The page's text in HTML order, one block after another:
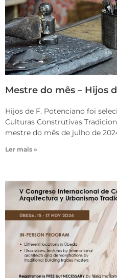
Mestre do mês – Hijos
Hijos de F. Potenciano foi
Culturas Construtivas
mestre do mês de julho de
Ler mais »